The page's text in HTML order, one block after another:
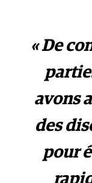
« De
avons
des
pour